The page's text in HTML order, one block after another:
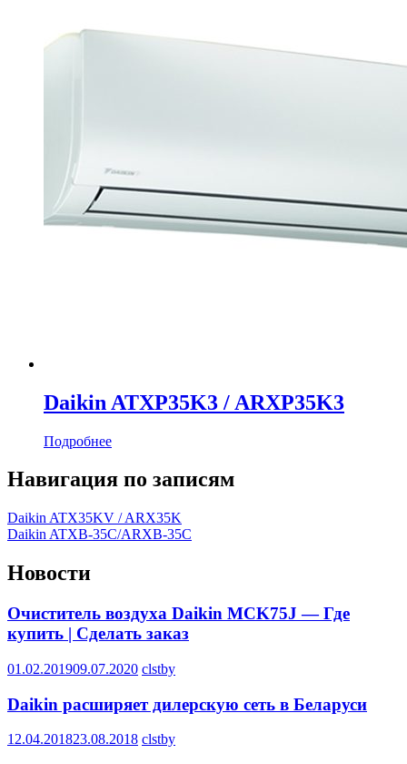
Daikin ATXP35K3 / ARXP35K3
Подробнее
Навигация по записям
Daikin ATX35KV / ARX35K
Daikin ATXB-35C/ARXB-35C
Новости
Очиститель воздуха Daikin MCK75J — Где
купить | Сделать заказ
01.02.201909.07.2020 clstby
Daikin расширяет дилерскую сеть в Беларуси
12.04.201823.08.2018 clstby